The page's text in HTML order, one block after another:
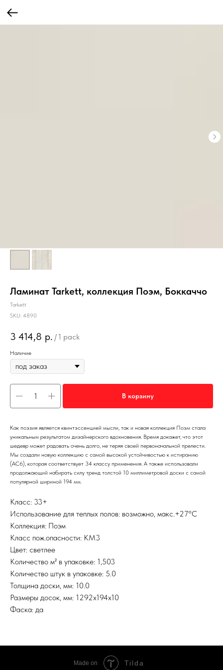
Ламинат Tarkett, коллекция Поэм, Боккаччо
Tarkett
SKU: 4890
3 414,8 р. / 1 pack
Наличие
В корзину
Как поэзия является квинтэссенцией мысли, так и новая коллекция Поэм стала
уникальным результатом дизайнерского вдохновения. Время докажет, что этот
шедевр может радовать очень долго, не теряя своей первоначальной прелести.
Мы создали новую коллекцию с самой высокой устойчивостью к истиранию
(AC6), которая соответствует 34 классу применения. А также использовали
продолжающий набирать силу тренд толстой 10 миллиметровой доски с самой
популярной шириной 194 мм.
Класс: 33+
Использование для теплых полов: возможно, макс.+27°С
Коллекция: Поэм
Класс пож.опасности: КМ3
Цвет: светлее
Количество м² в упаковке: 1,503
Количество штук в упаковке: 5.0
Толщина доски, мм: 10.0
Размеры досок, мм: 1292х194х10
Фаска: да
Made on Tilda